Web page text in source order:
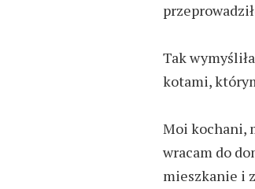
Tak
kotami,
Moi kochani,
wracam do
mieszkanie i